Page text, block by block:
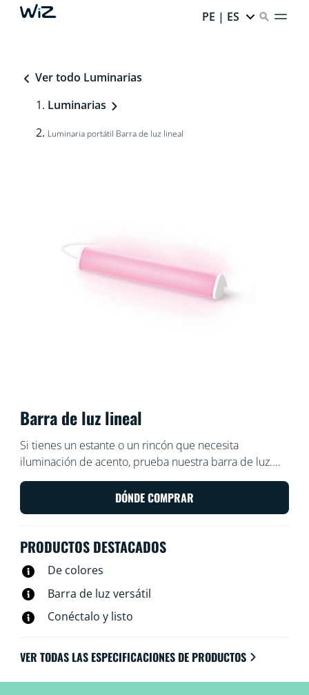
PE | ES
Ver todo Luminarias
Luminarias
Luminaria portátil Barra de luz lineal
Barra de luz lineal
Si tienes un estante o un rincón que necesita
iluminación de acento, prueba nuestra barra de luz.
Esta barra delgada irradia muchos colores y es fácil de
colocar en espacios pequeños. Basta con inclinarla
sobre uno de sus lados para ajustar el ángulo de la luz.
barra para duplicar el efecto.
DÓNDE COMPRAR
PRODUCTOS DESTACADOS
De colores
Barra de luz versátil
Conéctalo y listo
VER TODAS LAS ESPECIFICACIONES DE PRODUCTOS